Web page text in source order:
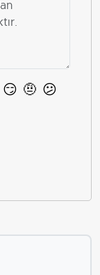
😏 🤨 😕